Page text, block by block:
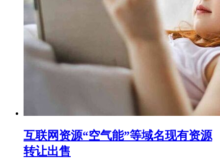
互联网资源“空气能”等域名现有资源
转让出售